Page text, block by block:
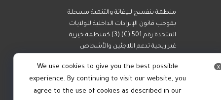
منظمة بنفسج للإغاثة والتنمية مسجلة
بموجب قانون الإيرادات الداخلية للولايات
المتحدة رقم 501 (C) (3) كمنظمة خيرية
غير ربحية تدعم اللاجئين والأشخاص
x
We use cookies to give you the best possible
experience. By continuing to visit our website, you
agree to the use of cookies as described in our